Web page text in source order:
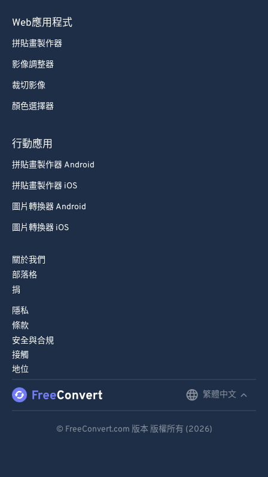
Web應用程式
拼貼畫製作器
影像調整器
裁切影像
顏色選擇器
行動應用
拼貼畫製作器 Android
拼貼畫製作器 iOS
圖片轉換器 Android
圖片轉換器 iOS
關於我們
部落格
捐
隱私
條款
安全與合規
接觸
地位
繁體中文
© FreeConvert.com 版本 版權所有 (2026)